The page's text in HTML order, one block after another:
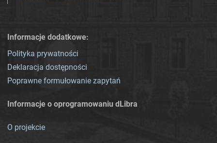
Informacje dodatkowe:
Polityka prywatności
Deklaracja dostępności
Poprawne formułowanie zapytań
Informacje o oprogramowaniu dLibra
O projekcie